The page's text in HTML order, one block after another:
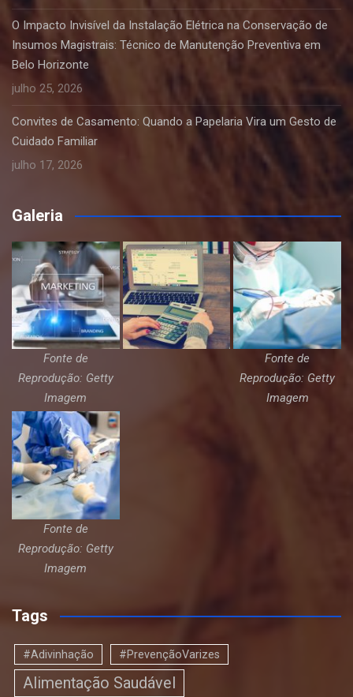
O Impacto Invisível da Instalação Elétrica na Conservação de
Insumos Magistrais: Técnico de Manutenção Preventiva em
Belo Horizonte
julho 25, 2026
Convites de Casamento: Quando a Papelaria Vira um Gesto de
Cuidado Familiar
julho 17, 2026
Galeria
Fonte de
Reprodução: Getty
Imagem
Fonte de
Reprodução: Getty
Imagem
Fonte de
Reprodução: Getty
Imagem
Tags
#Adivinhação #PrevençãoVarizes
Alimentação Saudável